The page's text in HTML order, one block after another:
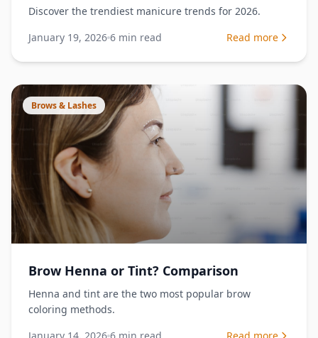
Discover the trendiest manicure trends for 2026.
January 19, 2026 6 min read Read more
Brows & Lashes
Brow Henna or Tint? Comparison
Henna and tint are the two most popular brow
coloring methods.